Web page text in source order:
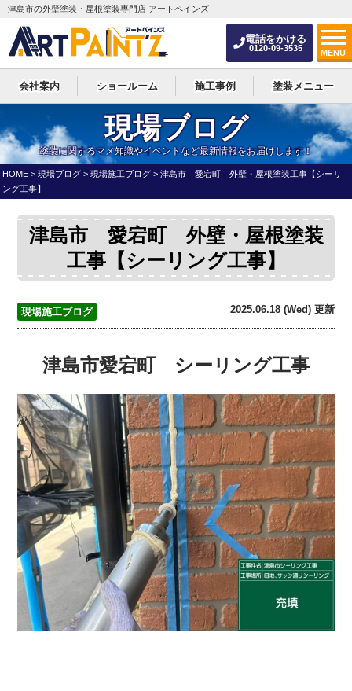
電話をかける
0120-09-3535
MENU
津島市の外壁塗装・屋根塗装専門店 アートペインズ
会社案内 ショールーム 施工事例 塗装メニュー
現場ブログ
塗装に関するマメ知識やイベントなど最新情報をお届けします！
HOME > 現場ブログ > 現場施工ブログ > 津島市 愛宕町 外壁・屋根塗装工事【シーリ
ング工事】
津島市 愛宕町 外壁・屋根塗装
工事【シーリング工事】
現場施工ブログ 2025.06.18 (Wed) 更新
津島市愛宕町 シーリング工事